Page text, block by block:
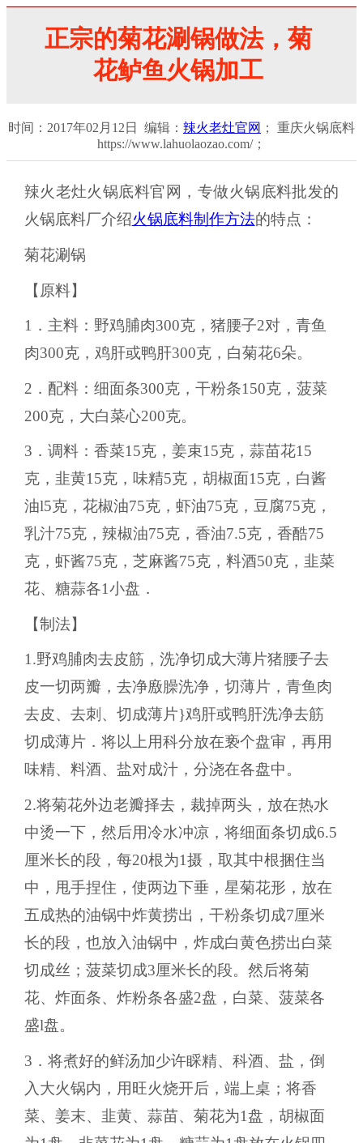
正宗的菊花涮锅做法，菊
花鲈鱼火锅加工
时间：2017年02月12日 编辑： 辣火老灶官网 ； 重庆火锅底料
https://www.lahuolaozao.com/；
辣火老灶火锅底料官网，专做火锅底料批发的
火锅底料厂介绍火锅底料制作方法的特点：
菊花涮锅
【原料】
1．主料：野鸡脯肉300克，猪腰子2对，青鱼
肉300克，鸡肝或鸭肝300克，白菊花6朵。
2．配料：细面条300克，干粉条150克，菠菜
200克，大白菜心200克。
3．调料：香菜15克，姜束15克，蒜苗花15
克，韭黄15克，味精5克，胡椒面15克，白酱
油l5克，花椒油75克，虾油75克，豆腐75克，
乳汁75克，辣椒油75克，香油7.5克，香酷75
克，虾酱75克，芝麻酱75克，料酒50克，韭菜
花、糖蒜各1小盘．
【制法】
1.野鸡脯肉去皮筋，洗净切成大薄片猪腰子去
皮一切两瓣，去净廒臊洗净，切薄片，青鱼肉
去皮、去刺、切成薄片}鸡肝或鸭肝洗净去筋
切成薄片．将以上用科分放在亵个盘审，再用
味精、料酒、盐对成汁，分浇在各盘中。
2.将菊花外边老瓣择去，裁掉两头，放在热水
中烫一下，然后用冷水冲凉，将细面条切成6.5
厘米长的段，每20根为1摄，取其中根捆住当
中，甩手捏住，使两边下垂，星菊花形，放在
五成热的油锅中炸黄捞出，干粉条切成7厘米
长的段，也放入油锅中，炸成白黄色捞出白菜
切成丝；菠菜切成3厘米长的段。然后将菊
花、炸面条、炸粉条各盛2盘，白菜、菠菜各
盛l盘。
3．将煮好的鲜汤加少许睬精、科酒、盐，倒
入大火锅内，用旺火烧开后，端上桌；将香
菜、姜末、韭黄、蒜苗、菊花为1盘，胡椒面